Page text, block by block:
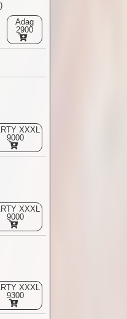
Adag
2900
XXXL
9000
XXXL
9000
XXXL
9300